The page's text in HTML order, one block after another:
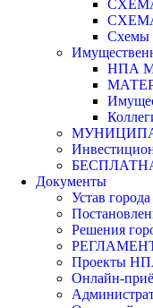
Схемы
НПА
Документы
Устав города
Решения
Проекты
Онлайн-